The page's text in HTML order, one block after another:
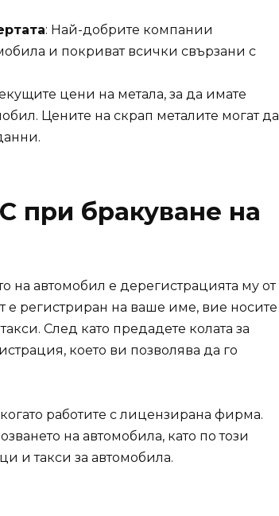
: Най-добрите компании
и покриват всички свързани с
цени на метала, за да имате
Цените на скрап металите могат да
при бракуване на
на автомобил е дерегистрацията му от
е регистриран на ваше име, вие носите
След като предадете колата за
което ви позволява да го
работите с лицензирана фирма.
на автомобила, като по този
и такси за автомобила.